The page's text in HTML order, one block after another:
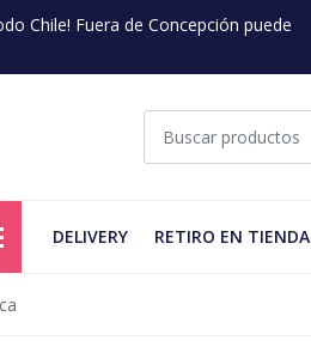
Chile! Fuera de Concepción puede
DELIVERY RETIRO EN TIENDA